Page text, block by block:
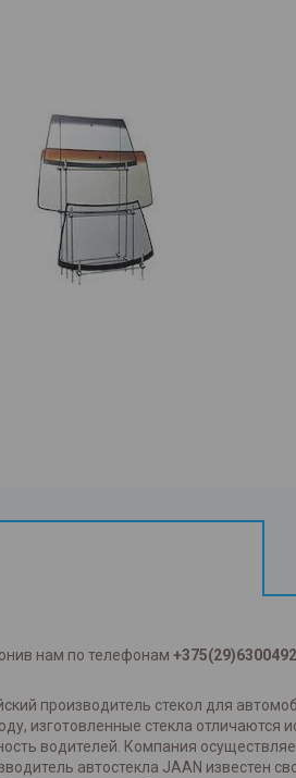
нам по телефонам +375(29)6300492
производитель стекол для
изготовленные стекла
водителей. Компания
автостекла JAAN известен